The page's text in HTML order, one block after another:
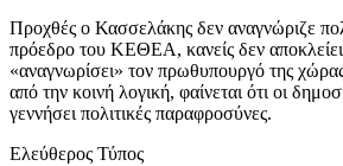
Προχθές ο Κασσελάκης δεν αναγνώριζε
πρόεδρο του ΚΕΘΕΑ, κανείς δεν
«αναγνωρίσει» τον πρωθυπουργό της
από την κοινή λογική, φαίνεται ότι οι
γεννήσει πολιτικές παραφροσύνες.
Ελεύθερος Τύπος